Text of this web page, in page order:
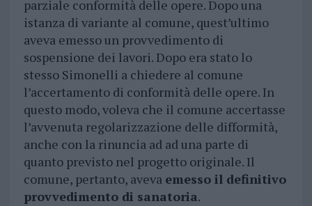
parziale conformità delle opere. Dopo una
istanza di variante al comune, quest’ultimo
aveva emesso un provvedimento di
sospensione dei lavori. Dopo era stato lo
stesso Simonelli a chiedere al comune
l’accertamento di conformità delle opere. In
questo modo, voleva che il comune accertasse
l’avvenuta regolarizzazione delle difformità,
anche con la rinuncia ad ad una parte di
quanto previsto nel progetto originale. Il
comune, pertanto, aveva emesso il definitivo
provvedimento di sanatoria.